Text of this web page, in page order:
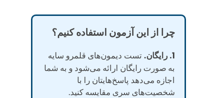
چرا از این آزمون استفاده کنیم؟
1. رایگان.
تست دیمون‌های قلمرو سایه
به صورت رایگان ارائه می‌شود و به شما
اجازه می‌دهد پاسخ‌هایتان را با
شخصیت‌های سری مقایسه کنید.